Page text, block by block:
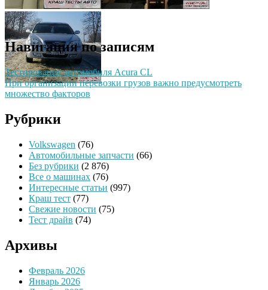
Навигация по записям
Тестирование автомобиля Acura CL
При организации перевозки грузов важно предусмотреть
множество факторов
Рубрики
Volkswagen (76)
Автомобильные запчасти (66)
Без рубрики (2 876)
Все о машинах (76)
Интересные статьи (997)
Краш тест (77)
Свежие новости (75)
Тест драйв (74)
Архивы
Февраль 2026
Январь 2026